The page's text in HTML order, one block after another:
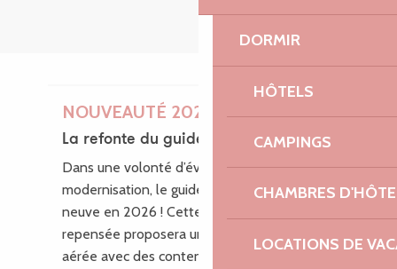
DORMIR
HÔTELS
CAMPINGS
CHAMBRES
LOCATIONS DE
NOUVEAUTÉ 2026
La refonte du guide des loisirs
Dans une volonté d’évolution et de
modernisation, le guide des Loisirs fait peau
neuve en 2026 ! Cette nouvelle édition
repensée proposera une mise en page plus
aérée avec des contenus enrichis pour